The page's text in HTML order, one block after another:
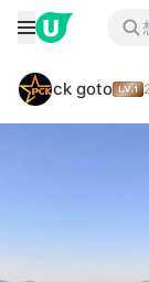
ck goto